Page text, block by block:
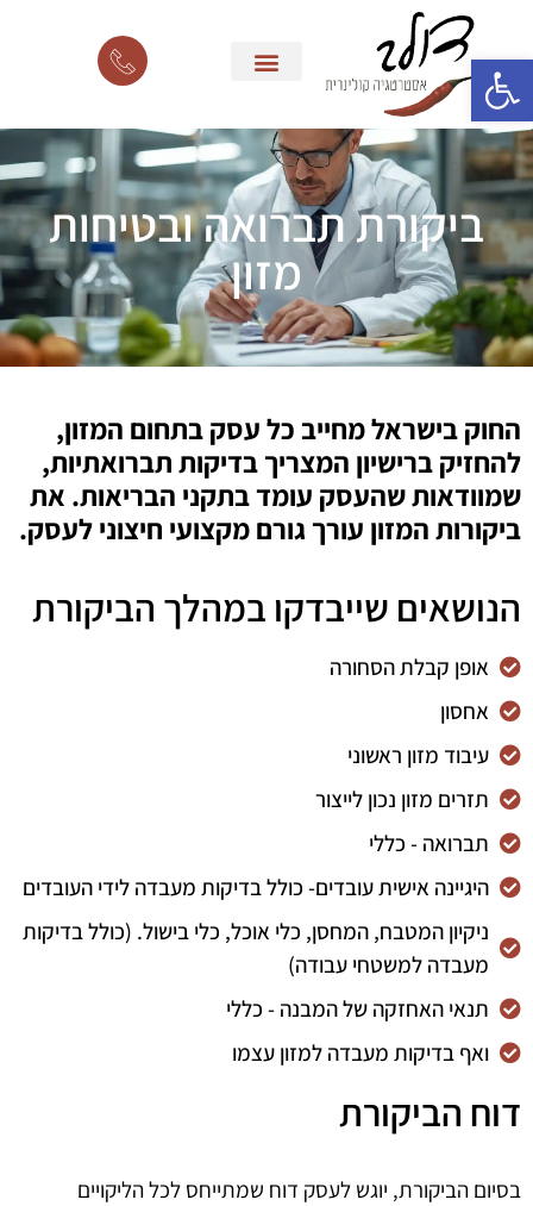
פתח סרגל נגישות
ביקורת תברואה ובטיחות
מזון
החוק בישראל מחייב כל עסק בתחום המזון,
להחזיק ברישיון המצריך בדיקות תברואתיות,
שמוודאות שהעסק עומד בתקני הבריאות. את
ביקורות המזון עורך גורם מקצועי חיצוני לעסק.
הנושאים שייבדקו במהלך הביקורת
אופן קבלת הסחורה
אחסון
עיבוד מזון ראשוני
תזרים מזון נכון לייצור
תברואה - כללי
היגיינה אישית עובדים- כולל בדיקות מעבדה לידי העובדים
ניקיון המטבח, המחסן, כלי אוכל, כלי בישול. (כולל בדיקות
מעבדה למשטחי עבודה)
תנאי האחזקה של המבנה - כללי
ואף בדיקות מעבדה למזון עצמו
דוח הביקורת
בסיום הביקורת, יוגש לעסק דוח שמתייחס לכל הליקויים